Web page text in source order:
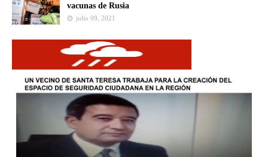
vacunas de Rusia
julio 09, 2021